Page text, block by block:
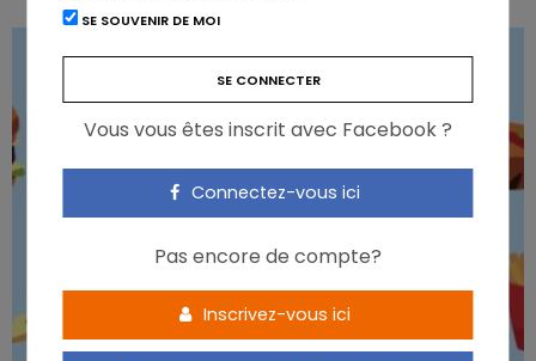
SE SOUVENIR DE MOI
Vous vous êtes inscrit avec Facebook ?
Connectez-vous ici
Pas encore de compte?
Inscrivez-vous ici